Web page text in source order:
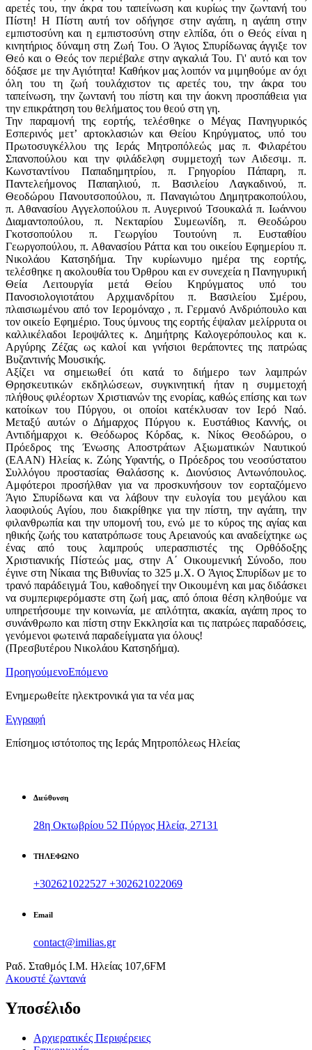
αρετές του, την άκρα του ταπείνωση και κυρίως την ζωντανή του
Πίστη! Η Πίστη αυτή τον οδήγησε στην αγάπη, η αγάπη στην
εμπιστοσύνη και η εμπιστοσύνη στην ελπίδα, ότι ο Θεός είναι η
κινητήριος δύναμη στη Ζωή Του. Ο Άγιος Σπυρίδωνας άγγιξε τον
Θεό και ο Θεός τον περιέβαλε στην αγκαλιά Του. Γι' αυτό και τον
δόξασε με την Αγιότητα! Καθήκον μας λοιπόν να μιμηθούμε αν όχι
όλη του τη ζωή τουλάχιστον τις αρετές του, την άκρα του
ταπείνωση, την ζωντανή του πίστη και την άοκνη προσπάθεια για
την επικράτηση του θελήματος του θεού στη γη.
Την παραμονή της εορτής, τελέσθηκε ο Μέγας Πανηγυρικός
Εσπερινός μετ’ αρτοκλασιών και Θείου Κηρύγματος, υπό του
Πρωτοσυγκέλλου της Ιεράς Μητροπόλεώς μας π. Φιλαρέτου
Σπανοπούλου και την φιλάδελφη συμμετοχή των Αιδεσιμ. π.
Κωνσταντίνου Παπαδημητρίου, π. Γρηγορίου Πάπαρη, π.
Παντελεήμονος Παπαηλιού, π. Βασιλείου Λαγκαδινού, π.
Θεοδώρου Πανουτσοπούλου, π. Παναγιώτου Δημητρακοπούλου,
π. Αθανασίου Αγγελοπούλου π. Αυγερινού Τσουκαλά π. Ιωάννου
Διαμαντοπούλου, π. Νεκταρίου Συμεωνίδη, π. Θεοδώρου
Γκοτσοπούλου π. Γεωργίου Τουτούνη π. Ευσταθίου
Γεωργοπούλου, π. Αθανασίου Ράττα και του οικείου Εφημερίου π.
Νικολάου Κατσηδήμα. Την κυρίωνυμο ημέρα της εορτής,
τελέσθηκε η ακολουθία του Όρθρου και εν συνεχεία η Πανηγυρική
Θεία Λειτουργία μετά Θείου Κηρύγματος υπό του
Πανοσιολογιοτάτου Αρχιμανδρίτου π. Βασιλείου Σμέρου,
πλαισιωμένου από τον Ιερομόναχο , π. Γερμανό Ανδριόπουλο και
τον οικείο Εφημέριο. Τους ύμνους της εορτής έψαλαν μελίρρυτα οι
καλλικέλαδοι Ιεροψάλτες κ. Δημήτρης Καλογερόπουλος και κ.
Αργύρης Ζέζας ως καλοί και γνήσιοι θεράποντες της πατρώας
Βυζαντινής Μουσικής.
Αξίζει να σημειωθεί ότι κατά το διήμερο των λαμπρών
Θρησκευτικών εκδηλώσεων, συγκινητική ήταν η συμμετοχή
πλήθους φιλέορτων Χριστιανών της ενορίας, καθώς επίσης και των
κατοίκων του Πύργου, οι οποίοι κατέκλυσαν τον Ιερό Ναό.
Μεταξύ αυτών ο Δήμαρχος Πύργου κ. Ευστάθιος Καννής, οι
Αντιδήμαρχοι κ. Θεόδωρος Κόρδας, κ. Νίκος Θεοδώρου, ο
Πρόεδρος της Ένωσης Αποστράτων Αξιωματικών Ναυτικού
(ΕΑΑΝ) Ηλείας κ. Ζώης Υφαντής, ο Πρόεδρος του νεοσύστατου
Συλλόγου προστασίας Θαλάσσης κ. Διονύσιος Αντωνόπουλος.
Αμφότεροι προσήλθαν για να προσκυνήσουν τον εορταζόμενο
Άγιο Σπυρίδωνα και να λάβουν την ευλογία του μεγάλου και
λαοφιλούς Αγίου, που διακρίθηκε για την πίστη, την αγάπη, την
φιλανθρωπία και την υπομονή του, ενώ με το κύρος της αγίας και
ηθικής ζωής του κατατρόπωσε τους Αρειανούς και αναδείχτηκε ως
ένας από τους λαμπρούς υπερασπιστές της Ορθόδοξης
Χριστιανικής Πίστεώς μας, στην Α΄ Οικουμενική Σύνοδο, που
έγινε στη Νίκαια της Βιθυνίας το 325 μ.Χ. Ο Άγιος Σπυρίδων με το
τρανό παράδειγμά Του, καθοδηγεί την Οικουμένη και μας διδάσκει
να συμπεριφερόμαστε στη ζωή μας, από όποια θέση κληθούμε να
υπηρετήσουμε την κοινωνία, με απλότητα, ακακία, αγάπη προς το
συνάνθρωπο και πίστη στην Εκκλησία και τις πατρώες παραδόσεις,
γενόμενοι φωτεινά παραδείγματα για όλους!
(Πρεσβυτέρου Νικολάου Κατσηδήμα).
ΠροηγούμενοΕπόμενο
Ενημερωθείτε ηλεκτρονικά για τα νέα μας
Εγγραφή
Επίσημος ιστότοπος της Ιεράς Μητροπόλεως Ηλείας
Διεύθυνση
28η Οκτωβρίου 52 Πύργος Ηλεία, 27131
ΤΗΛΕΦΩΝΟ
+302621022527 +302621022069
Email
contact@imilias.gr
Ραδ. Σταθμός Ι.Μ. Ηλείας 107,6FM
Aκουστέ ζωντανά
Υποσέλιδο
Αρχιερατικές Περιφέρειες